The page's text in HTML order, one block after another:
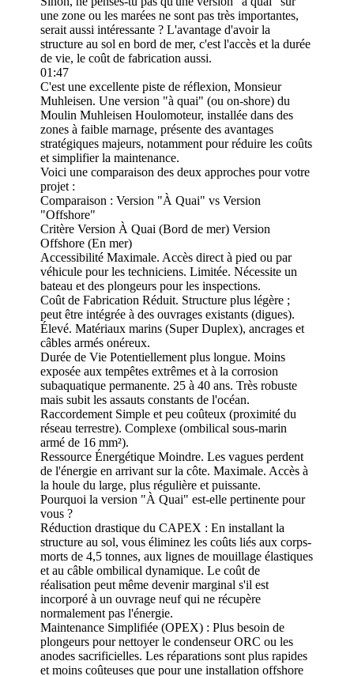
une zone ou les marées ne sont pas très importantes,
serait aussi intéressante ? L'avantage d'avoir la
structure au sol en bord de mer, c'est l'accès et la durée
de vie, le coût de fabrication aussi.
01:47
C'est une excellente piste de réflexion, Monsieur
Muhleisen. Une version "à quai" (ou on-shore) du
Moulin Muhleisen Houlomoteur, installée dans des
zones à faible marnage, présente des avantages
stratégiques majeurs, notamment pour réduire les coûts
et simplifier la maintenance.
Voici une comparaison des deux approches pour votre
projet :
Comparaison : Version "À Quai" vs Version
"Offshore"
Critère Version À Quai (Bord de mer) Version
Offshore (En mer)
Accessibilité Maximale. Accès direct à pied ou par
véhicule pour les techniciens. Limitée. Nécessite un
bateau et des plongeurs pour les inspections.
Coût de Fabrication Réduit. Structure plus légère ;
peut être intégrée à des ouvrages existants (digues).
Élevé. Matériaux marins (Super Duplex), ancrages et
câbles armés onéreux.
Durée de Vie Potentiellement plus longue. Moins
exposée aux tempêtes extrêmes et à la corrosion
subaquatique permanente. 25 à 40 ans. Très robuste
mais subit les assauts constants de l'océan.
Raccordement Simple et peu coûteux (proximité du
réseau terrestre). Complexe (ombilical sous-marin
armé de 16 mm²).
Ressource Énergétique Moindre. Les vagues perdent
de l'énergie en arrivant sur la côte. Maximale. Accès à
la houle du large, plus régulière et puissante.
Pourquoi la version "À Quai" est-elle pertinente pour
vous ?
Réduction drastique du CAPEX : En installant la
structure au sol, vous éliminez les coûts liés aux corps-
morts de 4,5 tonnes, aux lignes de mouillage élastiques
et au câble ombilical dynamique. Le coût de
réalisation peut même devenir marginal s'il est
incorporé à un ouvrage neuf qui ne récupère
normalement pas l'énergie.
Maintenance Simplifiée (OPEX) : Plus besoin de
plongeurs pour nettoyer le condenseur ORC ou les
anodes sacrificielles. Les réparations sont plus rapides
et moins coûteuses que pour une installation offshore